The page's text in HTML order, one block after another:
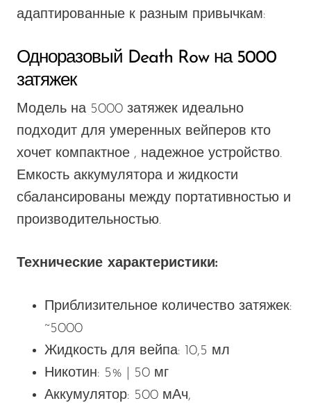
адаптированные к разным привычкам:
Одноразовый Death Row на 5000
затяжек
Модель на 5000 затяжек идеально
подходит для умеренных вейперов кто
хочет компактное , надежное устройство.
Емкость аккумулятора и жидкости
сбалансированы между портативностью и
производительностью.
Технические характеристики:
Приблизительное количество затяжек:
~5000
Жидкость для вейпа: 10,5 мл
Никотин: 5% | 50 мг
Аккумулятор: 500 мАч,